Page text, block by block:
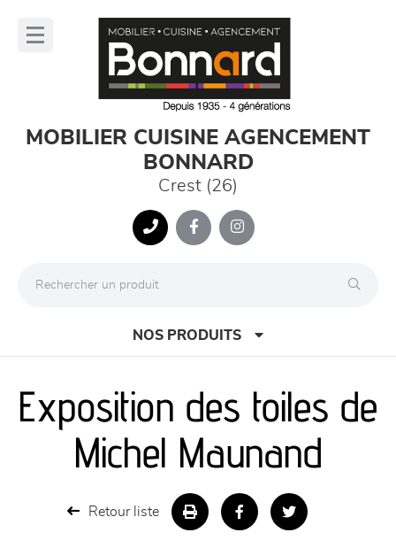
MOBILIER CUISINE AGENCEMENT
BONNARD
Crest (26)
NOS PRODUITS
canapés et fauteuils
séjours
meubles de complément
Exposition des toiles de
Michel Maunand
Retour liste